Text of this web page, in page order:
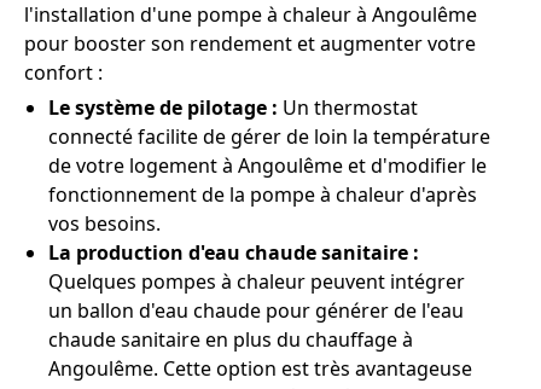
l'installation d'une pompe à chaleur à Angoulême
pour booster son rendement et augmenter votre
confort :
Le système de pilotage : Un thermostat
connecté facilite de gérer de loin la température
de votre logement à Angoulême et d'modifier le
fonctionnement de la pompe à chaleur d'après
vos besoins.
La production d'eau chaude sanitaire :
Quelques pompes à chaleur peuvent intégrer
un ballon d'eau chaude pour générer de l'eau
chaude sanitaire en plus du chauffage à
Angoulême. Cette option est très avantageuse